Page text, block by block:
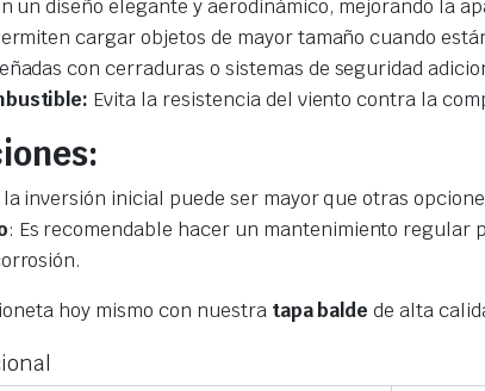
un diseño elegante y aerodinámico, mejorando la
cargar objetos de mayor tamaño cuando
con cerraduras o sistemas de seguridad
Evita la resistencia del viento contra la
la inversión inicial puede ser mayor que otras
: Es recomendable hacer un mantenimiento
hoy mismo con nuestra tapa balde de alta